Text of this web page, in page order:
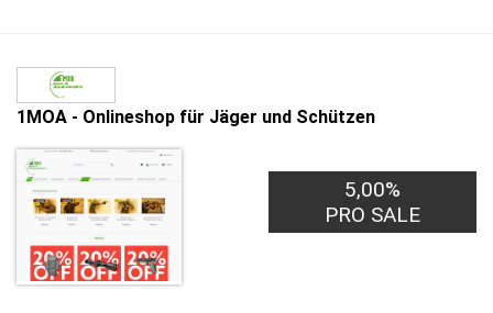
1MOA - Onlineshop für Jäger und Schützen
5,00%
PRO SALE